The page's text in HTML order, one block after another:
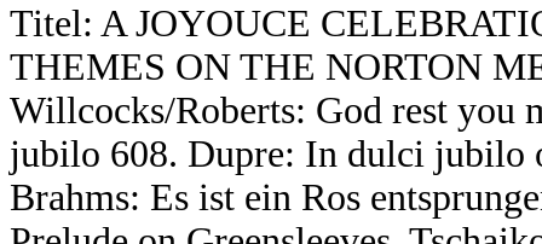
Titel: A JOYOUCE
THEMES ON THE NORTON
Willcocks/Roberts: God rest you
jubilo 608. Dupre: In dulci jubilo
Brahms: Es ist ein Ros